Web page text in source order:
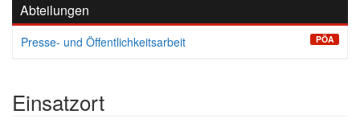
Abteilungen
Presse- und Öffentlichkeitsarbeit PÖA
Einsatzort